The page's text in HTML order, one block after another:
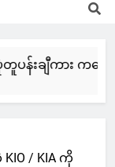
းချီကား ကနေဒါ
/ KIA ကို